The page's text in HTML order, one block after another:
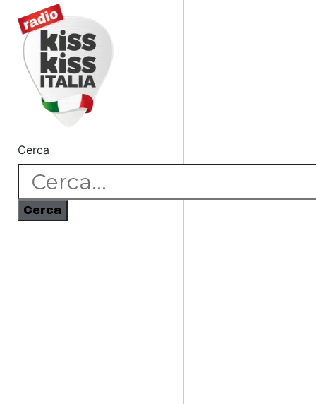
Cerca
Cerca